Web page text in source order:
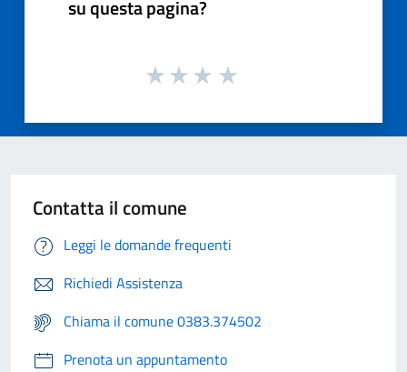
su questa pagina?
Contatta il comune
Leggi le domande frequenti
Richiedi Assistenza
Chiama il comune 0383.374502
Prenota un appuntamento